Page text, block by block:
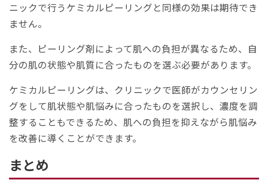
ニックで行うケミカルピーリングと同様の効果は期待でき
ません。
また、ピーリング剤によって肌への負担が異なるため、自
分の肌の状態や肌質に合ったものを選ぶ必要があります。
ケミカルピーリングは、クリニックで医師がカウンセリン
グをして肌状態や肌悩みに合ったものを選択し、濃度を調
整することもできるため、肌への負担を抑えながら肌悩み
を改善に導くことができます。
まとめ